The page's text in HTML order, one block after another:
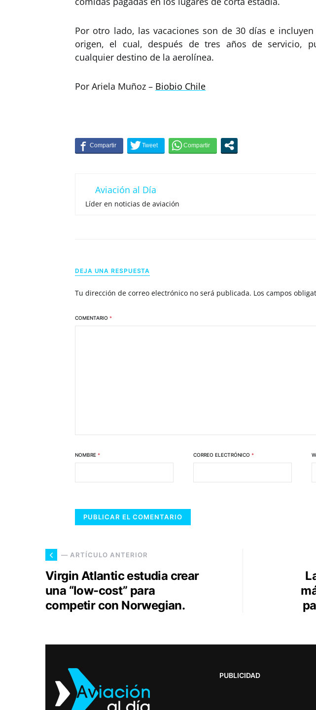
Por otro lado, las vacaciones son de 30 días e
origen, el cual, después de tres años de servicio,
cualquier destino de la aerolínea.
Por Ariela Muñoz – Biobio Chile
Aviación al Día
Líder en noticias de aviación
DEJA UNA RESPUESTA
Tu dirección de correo electrónico no será publicada. Los campos
COMENTARIO *
NOMBRE * CORREO ELECTRÓNICO *
— ARTÍCULO ANTERIOR
Virgin Atlantic estudia crear
una “low-cost” para
competir con Norwegian.
PUBLICIDAD